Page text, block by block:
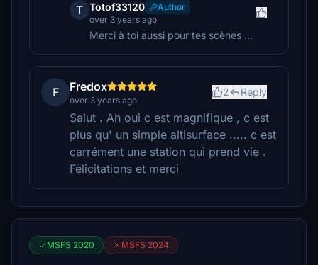
T Totof33120
Author
over 3 years ago
Merci à toi aussi pour tes scènes ...
F Fredox
over 3 years ago
2 Reply
Salut . Ah oui c est magnifique , c est
plus qu' un simple altisurface ..... c est
carrément une station qui prend vie .
Félicitations et merci
MSFS 2020 MSFS 2024